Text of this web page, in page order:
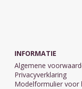
INFORMATIE
Algemene
Privacyverklaring
Modelformulier voor